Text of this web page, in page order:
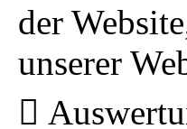
der
unserer